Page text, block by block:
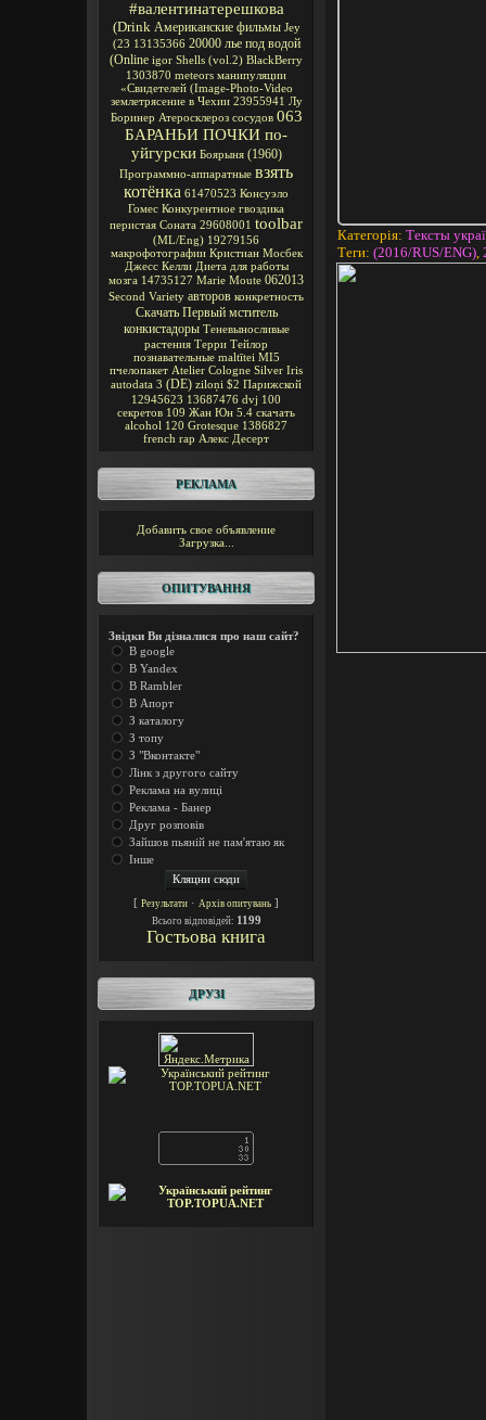
#валентинатерешкова
(Drink Американские фильмы Jey
(23 13135366 20000 лье под водой
(Online igor Shells (vol.2) BlackBerry
1303870 meteors манипуляции
«Свидетелей (Image-Photo-Video
землетрясение в Чехии 23955941 Лу
Боринер Атеросклероз сосудов 063
БАРАНЬИ ПОЧКИ по-
уйгурски Боярыня (1960)
Программно-аппаратные взять
котёнка 61470523 Консуэло
Гомес Конкурентное гвоздика
перистая Соната 29608001 toolbar
(ML/Eng) 19279156
макрофотографии Кристиан Мосбек
Джесс Келли Диета для работы
мозга 14735127 Marie Moute 062013
Second Variety авторов конкретность
Скачать Первый мститель
конкистадоры Теневыносливые
растения Терри Тейлор
познавательные maltītei MI5
пчелопакет Atelier Cologne Silver Iris
autodata 3 (DE) ziloņi $2 Парижской
12945623 13687476 dvj 100
секретов 109 Жан Юн 5.4 скачать
alcohol 120 Grotesque 1386827
french rap Алекс Десерт
РЕКЛАМА
Добавить свое объявление
Загрузка...
ОПИТУВАННЯ
Звідки Ви дізналися про наш сайт?
В google
В Yandex
В Rambler
В Апорт
З каталогу
З топу
З "Вконтакте"
Лінк з другого сайту
Реклама на вулиці
Реклама - Банер
Друг розповів
Зайшов пьяній не пам'ятаю як
Інше
[ Результати · Архів опитувань ]
Всього відповідей: 1199
Гостьова книга
ДРУЗІ
Категорія: Тексты
Теги: (2016/RUS/ENG),